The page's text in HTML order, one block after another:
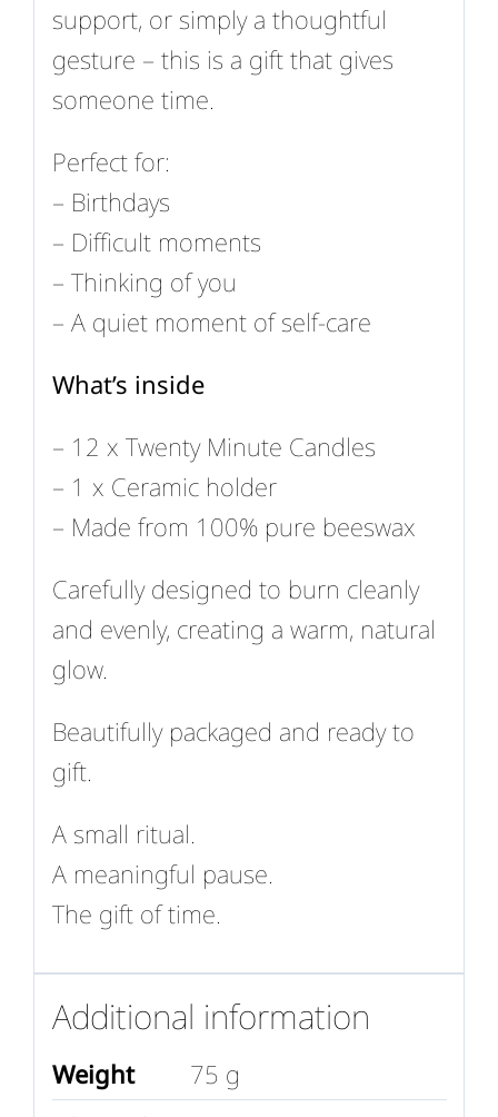
support, or simply a thoughtful
gesture – this is a gift that gives
someone time.
Perfect for:
– Birthdays
– Difficult moments
– Thinking of you
– A quiet moment of self-care
What’s inside
– 12 x Twenty Minute Candles
– 1 x Ceramic holder
– Made from 100% pure beeswax
Carefully designed to burn cleanly
and evenly, creating a warm, natural
glow.
Beautifully packaged and ready to
gift.
A small ritual.
A meaningful pause.
The gift of time.
Additional information
Weight
75 g